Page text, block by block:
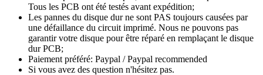
Tous les PCB ont été testés avant expédition;
Les pannes du disque dur ne sont PAS toujours causées par
une défaillance du circuit imprimé. Nous ne pouvons pas
garantir votre disque pour être réparé en remplaçant le disque
dur PCB;
Paiement préféré: Paypal / Paypal recommended
Si vous avez des question n'hésitez pas.